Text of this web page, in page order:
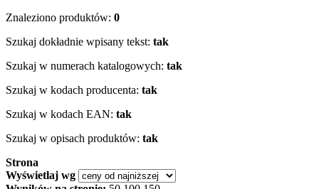
Znaleziono produktów: 0
Szukaj dokładnie wpisany tekst: tak
Szukaj w numerach katalogowych: tak
Szukaj w kodach producenta: tak
Szukaj w kodach EAN: tak
Szukaj w opisach produktów: tak
Strona
Wyświetlaj wg